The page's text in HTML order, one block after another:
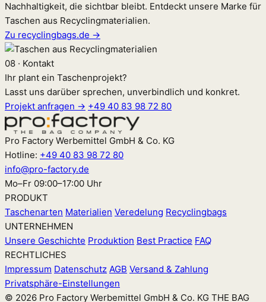
Nachhaltigkeit, die sichtbar bleibt. Entdeckt unsere Marke für
Taschen aus Recyclingmaterialien.
Zu recyclingbags.de →
08 · Kontakt
Ihr plant ein Taschenprojekt?
Lasst uns darüber sprechen, unverbindlich und konkret.
Projekt anfragen → +49 40 83 98 72 80
Pro Factory Werbemittel GmbH & Co. KG
Hotline: +49 40 83 98 72 80
info@pro-factory.de
Mo–Fr 09:00–17:00 Uhr
PRODUKT
Taschenarten Materialien Veredelung Recyclingbags
UNTERNEHMEN
Unsere Geschichte Produktion Best Practice FAQ
RECHTLICHES
Impressum Datenschutz AGB Versand & Zahlung
Privatsphäre-Einstellungen
© 2026 Pro Factory Werbemittel GmbH & Co. KG THE BAG